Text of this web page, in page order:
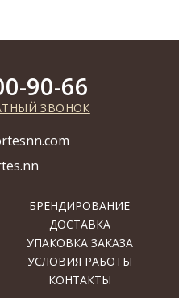
БРЕНДИРОВАНИЕ
ДОСТАВКА
УПАКОВКА ЗАКАЗА
УСЛОВИЯ РАБОТЫ
КОНТАКТЫ
90-66
ЗВОНОК